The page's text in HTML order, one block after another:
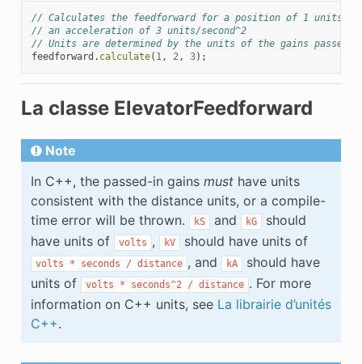
// Calculates the feedforward for a position of 1 units,
// an acceleration of 3 units/second^2
// Units are determined by the units of the gains passed
feedforward . calculate( 1, 2, 3);
La classe ElevatorFeedforward
Note
In C++, the passed-in gains musthave units
consistent with the distance units, or a compile-
time error will be thrown.
kS and kG
should
have units of
volts , kV should have units of
volts * seconds / distance , and kA
should have
units of
volts * seconds^2 / distance . For more
information on C++ units, see La librairie d’unités
C++.